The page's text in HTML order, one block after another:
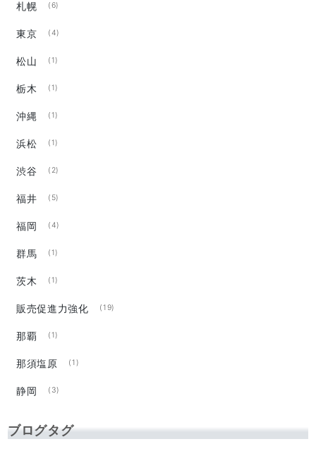
札幌 (6)
東京 (4)
松山 (1)
栃木 (1)
沖縄 (1)
浜松 (1)
渋谷 (2)
福井 (5)
福岡 (4)
群馬 (1)
茨木 (1)
販売促進力強化 (19)
那覇 (1)
那須塩原 (1)
静岡 (3)
ブログタグ